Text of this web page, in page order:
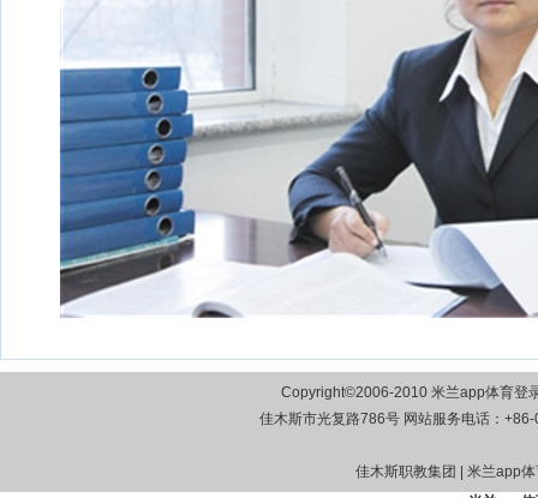
Copyright©2006-2010 米兰app体育登
佳木斯市光复路786号 网站服务电话：
佳木斯职教集团 | 米兰app